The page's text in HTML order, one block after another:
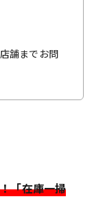
舗までお問
「在庫一掃